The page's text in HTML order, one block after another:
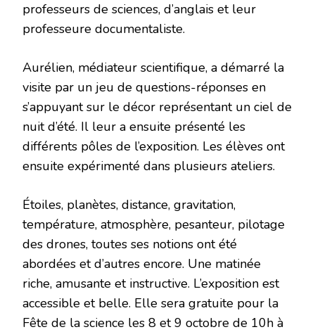
professeurs de sciences, d’anglais et leur
professeure documentaliste.
Aurélien, médiateur scientifique, a démarré la
visite par un jeu de questions-réponses en
s’appuyant sur le décor représentant un ciel de
nuit d’été. Il leur a ensuite présenté les
différents pôles de l’exposition. Les élèves ont
ensuite expérimenté dans plusieurs ateliers.
Étoiles, planètes, distance, gravitation,
température, atmosphère, pesanteur, pilotage
des drones, toutes ses notions ont été
abordées et d’autres encore. Une matinée
riche, amusante et instructive. L’exposition est
accessible et belle. Elle sera gratuite pour la
Fête de la science les 8 et 9 octobre de 10h à